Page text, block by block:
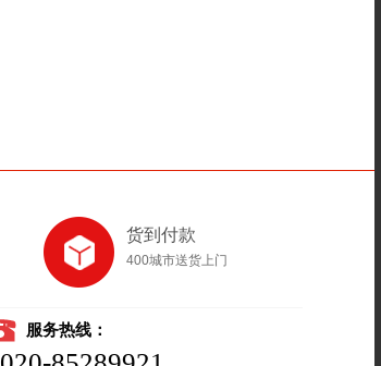
货到付款
400城市送货上门
服务热线：